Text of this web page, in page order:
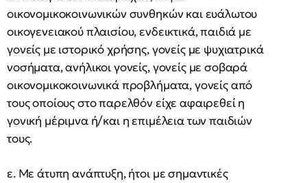
οικονομικοκοινωνικών συνθηκών και ευάλωτου
οικογενειακού πλαισίου, ενδεικτικά, παιδιά με
γονείς με ιστορικό χρήσης, γονείς με ψυχιατρικά
νοσήματα, ανήλικοι γονείς, γονείς με σοβαρά
οικονομικοκοινωνικά προβλήματα, γονείς από
τους οποίους στο παρελθόν είχε αφαιρεθεί η
γονική μέριμνα ή/και η επιμέλεια των παιδιών
τους.
ε. Με άτυπη ανάπτυξη, ήτοι με σημαντικές